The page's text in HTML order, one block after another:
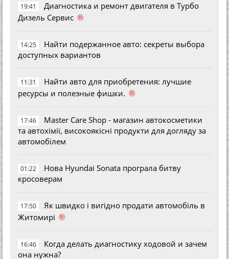
19:41
Диагностика и ремонт двигателя в Турбо
Дизель Сервис ®
14:25
Найти подержанное авто: секреты выбора
доступных вариантов
11:31
Найти авто для приобретения: лучшие
ресурсы и полезные фишки. ®
17:46
Master Care Shop - магазин автокосметики
та автохімії, високоякісні продукти для догляду за
автомобілем
01:22
Нова Hyundai Sonata програла битву
кросоверам
17:50
Як швидко і вигідно продати автомобіль в
Житомирі ®
16:46
Когда делать диагностику ходовой и зачем
она нужна?